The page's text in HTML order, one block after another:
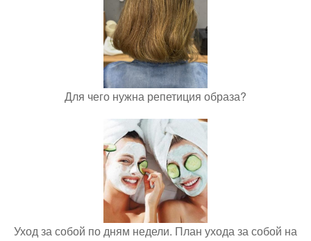
Для чего нужна репетиция образа?
Уход за собой по дням недели. План ухода за собой на